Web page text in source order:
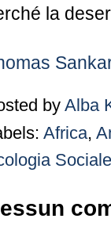
la
by Alba
Africa,
Sociale